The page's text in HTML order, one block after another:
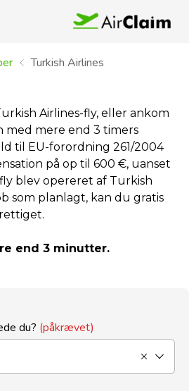
Turkish Airlines
Airlines-fly, eller ankom
med mere end 3 timers
til EU-forordning 261/2004
på op til 600 €, uanset
blev opereret af Turkish
som planlagt, kan du gratis
end 3 minutter.
du? (påkrævet)